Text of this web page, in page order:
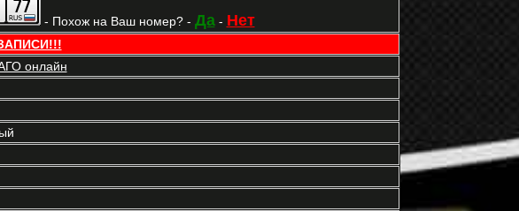
- Похож на Ваш номер? - Да- Нет
онлайн